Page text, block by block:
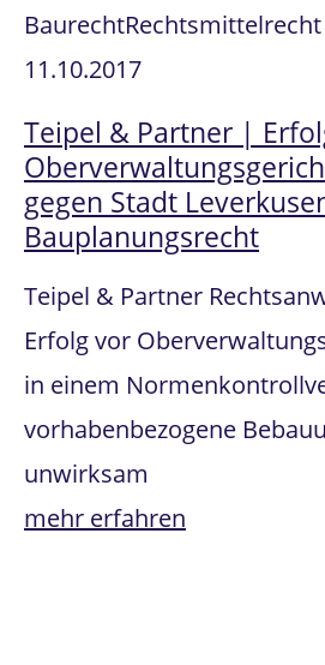
BaurechtRechtsmittelrecht
11.10.2017
Teipel & Partner |
gegen Stadt
Bauplanungsrecht
Teipel & Partner
Erfolg vor
in einem
vorhabenbezogene
unwirksam
mehr erfahren